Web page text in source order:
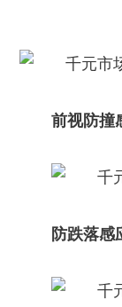
前视防撞
防跌落感